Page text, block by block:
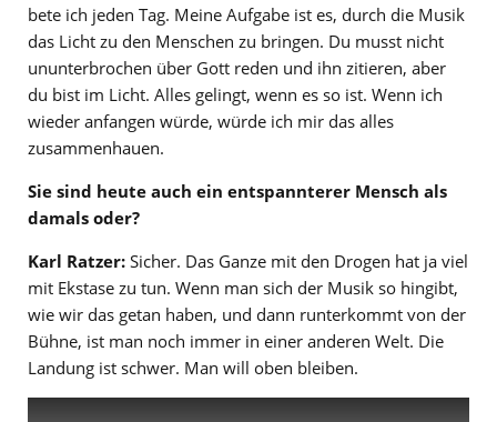
bete ich jeden Tag. Meine Aufgabe ist es, durch die Musik
das Licht zu den Menschen zu bringen. Du musst nicht
ununterbrochen über Gott reden und ihn zitieren, aber
du bist im Licht. Alles gelingt, wenn es so ist. Wenn ich
wieder anfangen würde, würde ich mir das alles
zusammenhauen.
Sie sind heute auch ein entspannterer Mensch als
damals oder?
Karl Ratzer: Sicher. Das Ganze mit den Drogen hat ja viel
mit Ekstase zu tun. Wenn man sich der Musik so hingibt,
wie wir das getan haben, und dann runterkommt von der
Bühne, ist man noch immer in einer anderen Welt. Die
Landung ist schwer. Man will oben bleiben.